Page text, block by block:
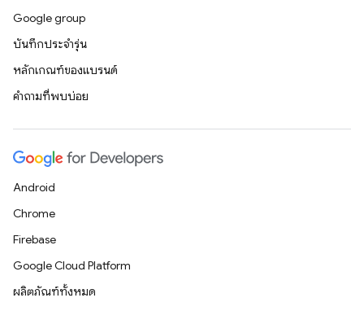
Google group
บันทึกประจำรุ่น
หลักเกณฑ์ของแบรนด์
คำถามที่พบบ่อย
Android
Chrome
Firebase
Google Cloud Platform
ผลิตภัณฑ์ทั้งหมด